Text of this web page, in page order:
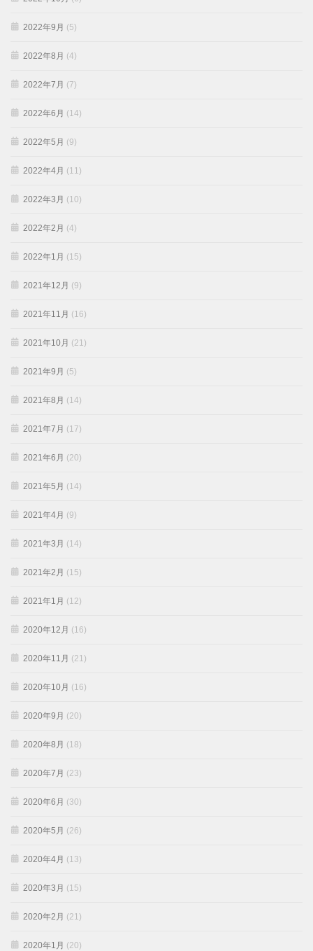
2022年9月 (5)
2022年8月 (4)
2022年7月 (7)
2022年6月 (14)
2022年5月 (9)
2022年4月 (11)
2022年3月 (10)
2022年2月 (4)
2022年1月 (15)
2021年12月 (9)
2021年11月 (16)
2021年10月 (21)
2021年9月 (5)
2021年8月 (14)
2021年7月 (17)
2021年6月 (20)
2021年5月 (14)
2021年4月 (9)
2021年3月 (14)
2021年2月 (15)
2021年1月 (12)
2020年12月 (16)
2020年11月 (21)
2020年10月 (16)
2020年9月 (20)
2020年8月 (18)
2020年7月 (23)
2020年6月 (30)
2020年5月 (26)
2020年4月 (13)
2020年3月 (15)
2020年2月 (21)
2020年1月 (20)